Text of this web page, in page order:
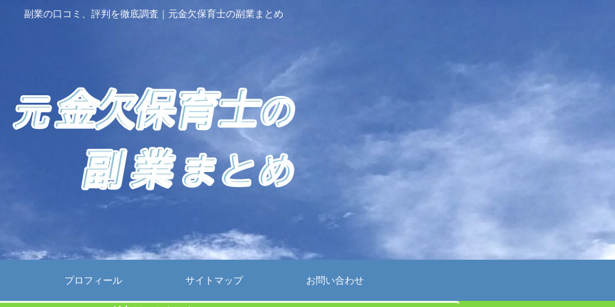
副業の口コミ、評判を徹底調査｜元金欠保育士の副業まとめ
プロフィール サイトマップ お問い合わせ